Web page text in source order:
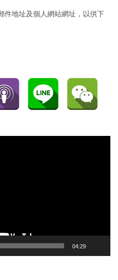
件地址及個人網站網址，以供下
04:29